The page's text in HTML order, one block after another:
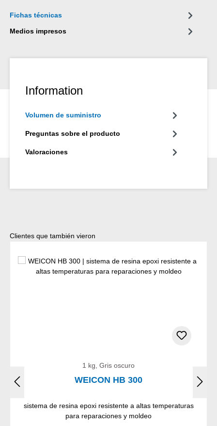
Fichas técnicas
Medios impresos
Information
Volumen de suministro
Preguntas sobre el producto
Valoraciones
Omitir la galería de productos
Clientes que también vieron
1 kg, Gris oscuro
WEICON HB 300
sistema de resina epoxi resistente a altas temperaturas
para reparaciones y moldeo